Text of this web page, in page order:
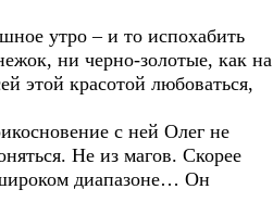
утро – и то испохабить
ни черно-золотые, как на
этой красотой любоваться,
с ней Олег не
Не из магов. Скорее
диапазоне… Он